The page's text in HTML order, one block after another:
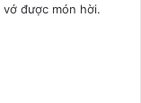
được món hời.